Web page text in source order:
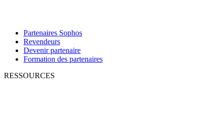
Partenaires Sophos
Revendeurs
Devenir partenaire
Formation des partenaires
RESSOURCES